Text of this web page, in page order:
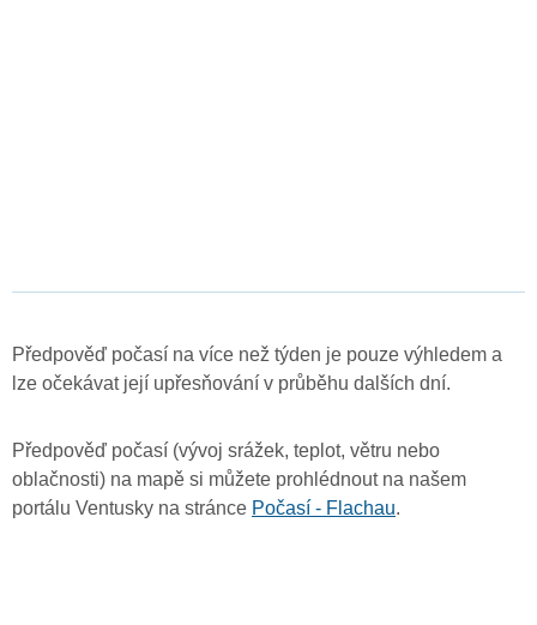
Předpověď počasí na více než týden je pouze výhledem a
lze očekávat její upřesňování v průběhu dalších dní.
Předpověď počasí (vývoj srážek, teplot, větru nebo
oblačnosti) na mapě si můžete prohlédnout na našem
portálu Ventusky na stránce Počasí - Flachau.